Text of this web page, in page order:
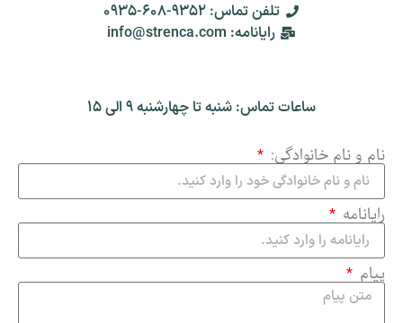
تلفن تماس: 9352-608-0935
رایانامه: info@strenca.com
ساعات تماس: شنبه تا چهارشنبه 9 الی 15
نام و نام خانوادگی:
رایانامه
پیام